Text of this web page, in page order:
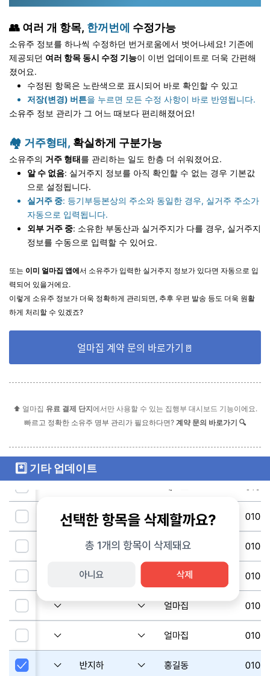
👥 여러 개 항목, 한꺼번에 수정가능
소유주 정보를 하나씩 수정하던 번거로움에서 벗어나세요! 기존에
제공되던 여러 항목 동시 수정 기능이 이번 업데이트로 더욱 간편해
졌어요.
수정된 항목은 노란색으로 표시되어 바로 확인할 수 있고
저장(변경) 버튼을 누르면 모든 수정 사항이 바로 반영됩니다.
소유주 정보 관리가 그 어느 때보다 편리해졌어요!
🏘️ 거주형태, 확실하게 구분가능
소유주의 거주 형태를 관리하는 일도 한층 더 쉬워졌어요.
알 수 없음: 실거주지 정보를 아직 확인할 수 없는 경우 기본값
으로 설정됩니다.
실거주 중: 등기부등본상의 주소와 동일한 경우, 실거주 주소가
자동으로 입력됩니다.
외부 거주 중: 소유한 부동산과 실거주지가 다를 경우, 실거주지
정보를 수동으로 입력할 수 있어요.
또는 이미 얼마집 앱에서 소유주가 입력한 실거주지 정보가 있다면 자동으로 입
력되어 있을거에요.
이렇게 소유주 정보가 더욱 정확하게 관리되면, 추후 우편 발송 등도 더욱 원활
하게 처리할 수 있겠죠?
얼마집 계약 문의 바로가기🚪
⬆️ 얼마집 유료 결제 단지에서만 사용할 수 있는 집행부 대시보드 기능이에요.
빠르고 정확한 소유주 명부 관리가 필요하다면? 계약 문의 바로가기 🔍
*️⃣ 기타 업데이트